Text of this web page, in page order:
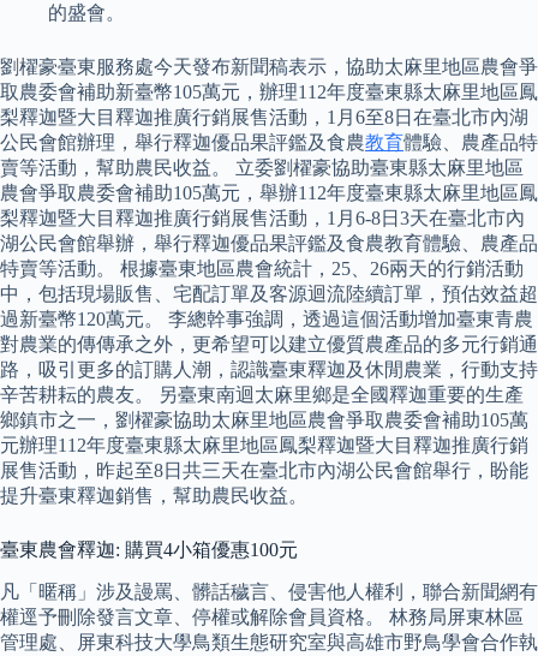
的盛會。
劉櫂豪臺東服務處今天發布新聞稿表示，協助太麻里地區農會爭
取農委會補助新臺幣105萬元，辦理112年度臺東縣太麻里地區鳳
梨釋迦暨大目釋迦推廣行銷展售活動，1月6至8日在臺北市內湖
公民會館辦理，舉行釋迦優品果評鑑及食農教育體驗、農產品特
賣等活動，幫助農民收益。 立委劉櫂豪協助臺東縣太麻里地區
農會爭取農委會補助105萬元，舉辦112年度臺東縣太麻里地區鳳
梨釋迦暨大目釋迦推廣行銷展售活動，1月6-8日3天在臺北市內
湖公民會館舉辦，舉行釋迦優品果評鑑及食農教育體驗、農產品
特賣等活動。 根據臺東地區農會統計，25、26兩天的行銷活動
中，包括現場販售、宅配訂單及客源迴流陸續訂單，預估效益超
過新臺幣120萬元。 李總幹事強調，透過這個活動增加臺東青農
對農業的傳傳承之外，更希望可以建立優質農產品的多元行銷通
路，吸引更多的訂購人潮，認識臺東釋迦及休閒農業，行動支持
辛苦耕耘的農友。 另臺東南迴太麻里鄉是全國釋迦重要的生產
鄉鎮市之一，劉櫂豪協助太麻里地區農會爭取農委會補助105萬
元辦理112年度臺東縣太麻里地區鳳梨釋迦暨大目釋迦推廣行銷
展售活動，昨起至8日共三天在臺北市內湖公民會館舉行，盼能
提升臺東釋迦銷售，幫助農民收益。
臺東農會釋迦: 購買4小箱優惠100元
凡「暱稱」涉及謾罵、髒話穢言、侵害他人權利，聯合新聞網有
權逕予刪除發言文章、停權或解除會員資格。 林務局屏東林區
管理處、屏東科技大學鳥類生態研究室與高雄市野鳥學會合作執